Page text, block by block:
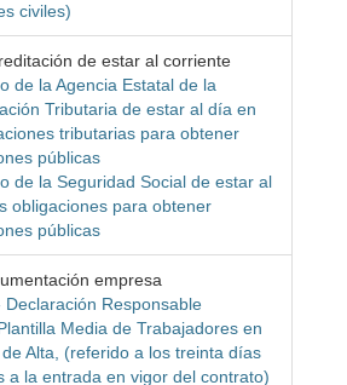
civiles)
de estar al corriente
de la Agencia Estatal de la
Tributaria de estar al día en
tributarias para obtener
públicas
de la Seguridad Social de estar al
obligaciones para obtener
públicas
empresa
Declaración Responsable
Media de Trabajadores en
Alta, (referido a los treinta días
a la entrada en vigor del contrato)